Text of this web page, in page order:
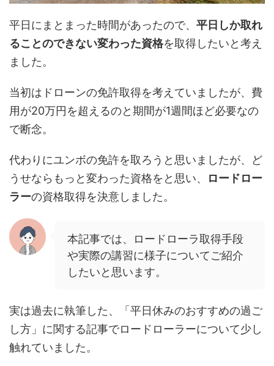
平日にまとまった時間があったので、 平日しか取れ
ることのできない変わった資格を取得したいと考え
ました。
当初はドローンの免許取得を考えていましたが、費
用が20万円を超えるのと期間が1週間ほど必要なの
で断念。
代わりにユンボの免許を取ろうと思いましたが、ど
うせならもっと変わった資格をと思い、
ロードロー
ラーの資格取得を決意しました。
本記事では、ロードローラ取得手段
や実際の講習に様子についてご紹介
したいと思います。
実は過去に執筆した、「平日休みのおすすめの過ご
し方」に関する記事でロードローラーについて少し
触れていました。